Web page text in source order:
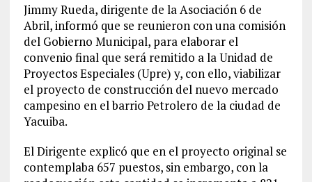
Jimmy Rueda, dirigente de la Asociación 6 de
Abril, informó que se reunieron con una comisión
del Gobierno Municipal, para elaborar el
convenio final que será remitido a la Unidad de
Proyectos Especiales (Upre) y, con ello, viabilizar
el proyecto de construcción del nuevo mercado
campesino en el barrio Petrolero de la ciudad de
Yacuiba.
El Dirigente explicó que en el proyecto original se
contemplaba 657 puestos, sin embargo, con la